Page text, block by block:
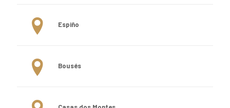
Espiño
Bousés